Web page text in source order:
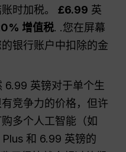
账时加税。£6.99 英
增值税. .您在屏幕
的银行账户中扣除的金
6.99 英镑对于单个生
竞争力的价格，但许
多个人工智能（如
和 6.99 英镑的